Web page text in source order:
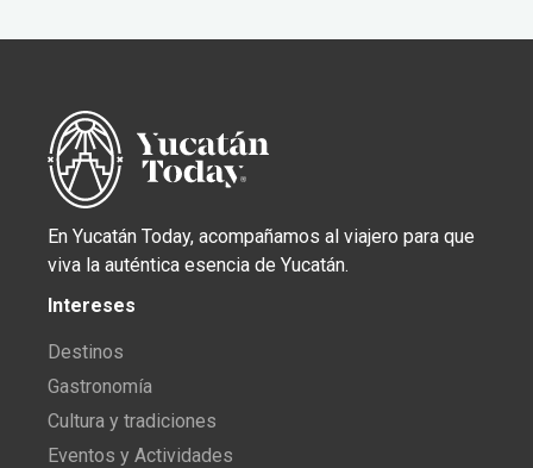
En Yucatán Today, acompañamos al viajero para que
viva la auténtica esencia de Yucatán.
Intereses
Destinos
Gastronomía
Cultura y tradiciones
Eventos y Actividades